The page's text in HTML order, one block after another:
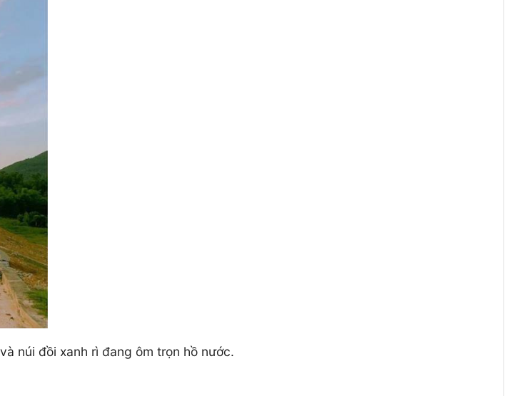
núi đồi xanh rì đang ôm trọn hồ nước.